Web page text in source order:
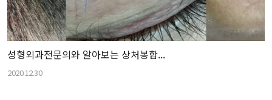
성형외과전문의와 알아보는 상처봉합...
2020.12.30